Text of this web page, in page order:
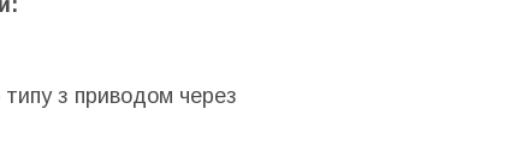
типу з приводом через